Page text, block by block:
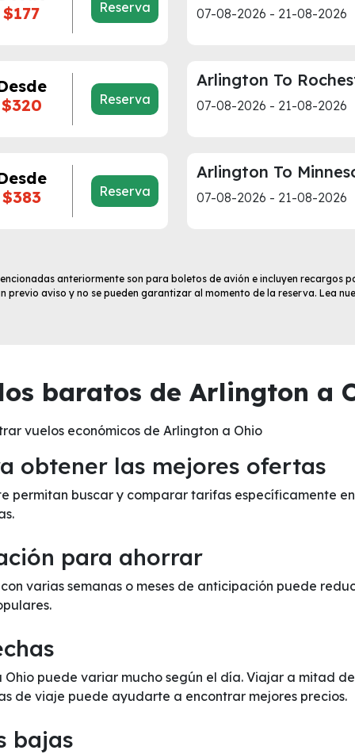
$177
Reserva 07-08-2026 - 21-08-2026
$320
Reserva
Arlington To
07-08-2026 - 21-08-2026
$383
Reserva
Arlington To
07-08-2026 - 21-08-2026
anteriormente son para boletos de avión e incluyen recargos
previo aviso y no se pueden garantizar al momento de la reserva. Lea
baratos de Arlington a
vuelos económicos de Arlington a Ohio
obtener las mejores ofertas
permitan buscar y comparar tarifas específicamente
para ahorrar
varias semanas o meses de anticipación puede
puede variar mucho según el día. Viajar a mitad
de viaje puede ayudarte a encontrar mejores precios.
bajas